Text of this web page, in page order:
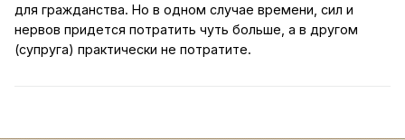
для гражданства. Но в одном случае времени, сил и
нервов придется потратить чуть больше, а в другом
(супруга) практически не потратите.